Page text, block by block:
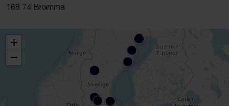
168 74 Bromma
+
−